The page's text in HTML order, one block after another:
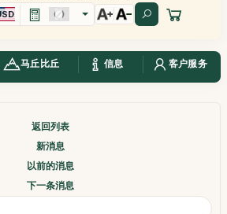
马丘比丘 信息 客户服务
返回列表
新消息
以前的消息
下一条消息